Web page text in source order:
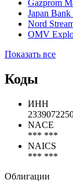
Gazprom
Japan
Nord
OMV
Показать все
Коды
ИНН
NACE
*** ***
NAICS
*** ***
Облигации